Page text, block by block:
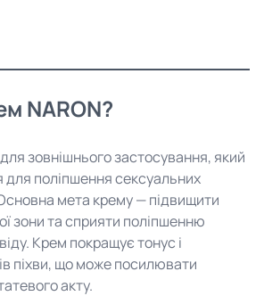
NARON?
зовнішнього застосування, який
для поліпшення сексуальних
Основна мета крему — підвищити
зони та сприяти поліпшенню
Крем покращує тонус і
піхви, що може посилювати
акту.